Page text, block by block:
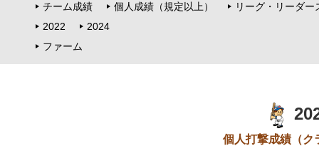
チーム成績
個人成績（規定以上）
リーグ・リーダー
2022
2024
ファーム
個人打撃成績（ク